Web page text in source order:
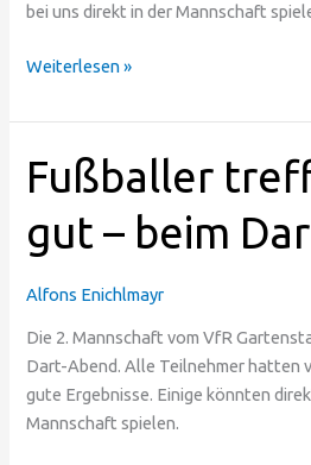
bei uns direkt in der Mannschaft
Weiterlesen »
Fußballer
gut – beim
Alfons Enichlmayr
Die 2. Mannschaft vom VfR
Dart-Abend. Alle Teilnehmer hatten
gute Ergebnisse. Einige könnten
Mannschaft spielen.
Fußballer
treffen
gut
beim
Dart